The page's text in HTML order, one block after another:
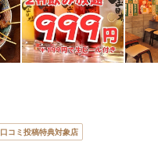
口コミ投稿特典対象店